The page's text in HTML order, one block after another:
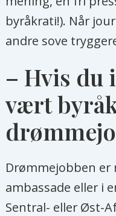
byråkrati!). Når
andre sove
– Hvis du
vært
Drømmejobben er
ambassade eller i
Sentral- eller Øst-